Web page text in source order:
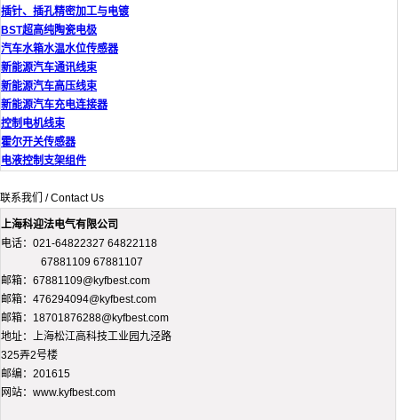
插针、插孔精密加工与电镀
BST超高纯陶瓷电极
汽车水箱水温水位传感器
新能源汽车通讯线束
新能源汽车高压线束
新能源汽车充电连接器
控制电机线束
霍尔开关传感器
电液控制支架组件
联系我们 / Contact Us
上海科迎法电气有限公司
电话：021-64822327 64822118
67881109 67881107
邮箱：67881109@kyfbest.com
邮箱：476294094@kyfbest.com
邮箱：18701876288@kyfbest.com
地址：上海松江高科技工业园九泾路
325弄2号楼
邮编：201615
网站：www.kyfbest.com